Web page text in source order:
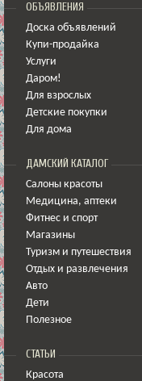
ОБЪЯВЛЕНИЯ
Доска объявлений
Купи-продайка
Услуги
Даром!
Для взрослых
Детские покупки
Для дома
ДАМСКИЙ КАТАЛОГ
Салоны красоты
Медицина, аптеки
Фитнес и спорт
Магазины
Туризм и путешествия
Отдых и развлечения
Авто
Дети
Полезное
СТАТЬИ
Красота